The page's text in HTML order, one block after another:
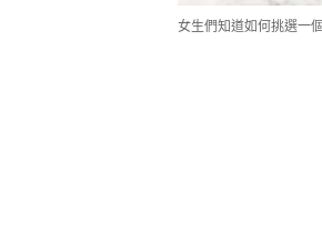
女生們知道如何挑選一